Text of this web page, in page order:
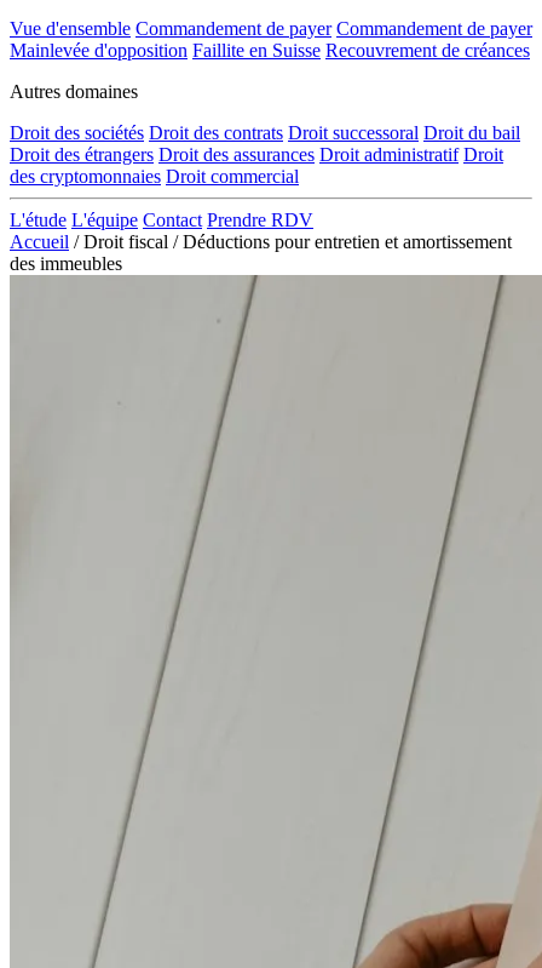
Vue d'ensemble Commandement de payer Commandement de payer
Mainlevée d'opposition Faillite en Suisse Recouvrement de créances
Autres domaines
Droit des sociétés Droit des contrats Droit successoral Droit du bail
Droit des étrangers Droit des assurances Droit administratif Droit
des cryptomonnaies Droit commercial
L'étude L'équipe Contact Prendre RDV
Accueil / Droit fiscal / Déductions pour entretien et amortissement
des immeubles